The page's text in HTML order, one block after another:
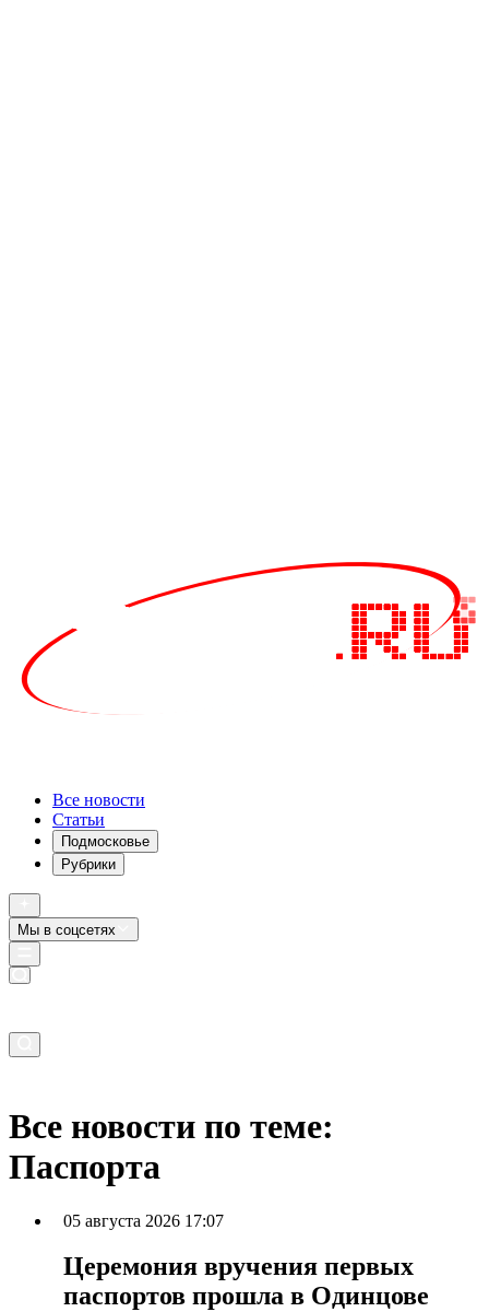
Все новости
Статьи
Подмосковье
Рубрики
Мы в соцсетях
Все новости по теме:
Паспорта
05 августа 2026 17:07
Церемония вручения первых
паспортов прошла в Одинцове